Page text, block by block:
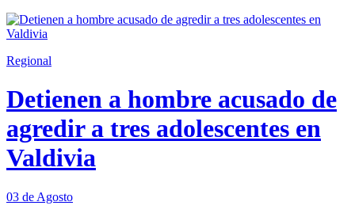
Regional
Detienen a hombre acusado de
agredir a tres adolescentes en
Valdivia
03 de Agosto